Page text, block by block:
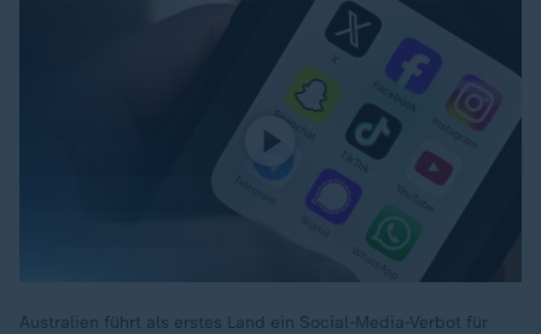
Australien führt als erstes Land ein Social-Media-Verbot für